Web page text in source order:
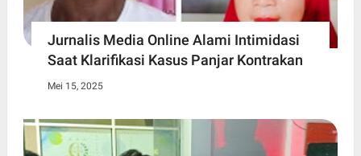
Jurnalis Media Online Alami Intimidasi
Saat Klarifikasi Kasus Panjar Kontrakan
Mei 15, 2025